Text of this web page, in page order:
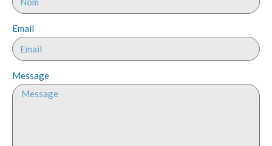
Email
Message